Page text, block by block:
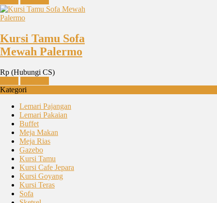
Kursi Tamu Sofa
Mewah Palermo
Rp (Hubungi CS)
Kategori
Lemari Pajangan
Lemari Pakaian
Buffet
Meja Makan
Meja Rias
Gazebo
Kursi Tamu
Kursi Cafe Jepara
Kursi Goyang
Kursi Teras
Sofa